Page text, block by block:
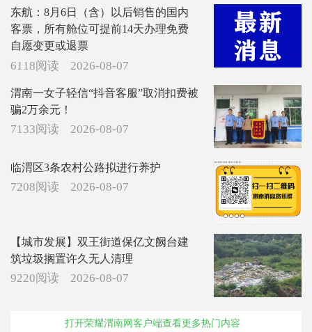
东航：8月6日（含）以后销售的国内
客票，所有舱位可提前14天办理免费
自愿变更或退票
6118阅读 2026-08-07
渭南一女子轻信“抖音客服”取消扣费被
骗2万余元！
7133阅读 2026-08-07
临渭区3条农村公路拟进行养护
7208阅读 2026-08-07
【城市发展】双王街道保亿文阙台建
筑垃圾搁置许久无人清理
9220阅读 2026-08-07
打开荣耀渭南网客户端查看更多热门内容